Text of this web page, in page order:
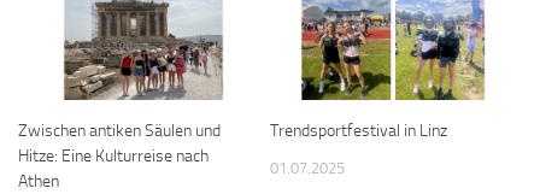
Zwischen antiken Säulen und
Hitze: Eine Kulturreise nach
Athen
Trendsportfestival in Linz
01.07.2025